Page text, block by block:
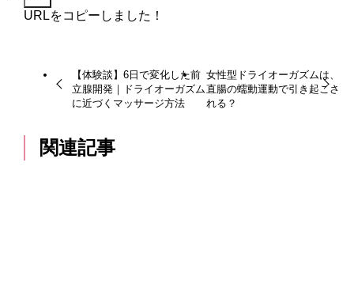
URLをコピーしました！
【体験談】6日で変化した前
立腺開発｜ドライオーガズム
に近づくマッサージ方法
女性型ドライオーガズムは、
直腸の蠕動運動で引き起こさ
れる？
関連記事